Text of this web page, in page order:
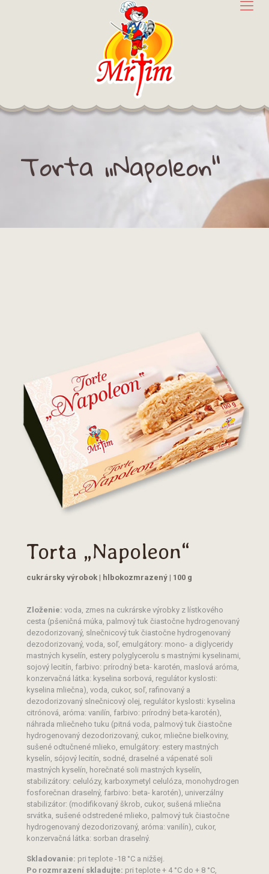
Torta „Napoleon“
Torta „Napoleon“
cukrársky výrobok | hlbokozmrazený | 100 g
Zloženie: voda, zmes na cukrárske výrobky z lístkového
cesta (pšeničná múka, palmový tuk čiastočne hydrogenovaný
dezodorizovaný, slnečnicový tuk čiastočne hydrogenovaný
dezodorizovaný, voda, soľ, emulgátory: mono- a diglyceridy
mastných kyselín, estery polyglycerolu s mastnými kyselinami,
sojový lecitín, farbivo: prírodný beta- karotén, maslová aróma,
konzervačná látka: kyselina sorbová, regulátor kyslosti:
kyselina mliečna), voda, cukor, soľ, rafinovaný a
dezodorizovaný slnečnicový olej, regulátor kyslosti: kyselina
citrónová, aróma: vanilín, farbivo: prírodný beta-karotén),
náhrada mliečneho tuku (pitná voda, palmový tuk čiastočne
hydrogenovaný dezodorizovaný, cukor, mliečne bielkoviny,
sušené odtučnené mlieko, emulgátory: estery mastných
kyselín, sójový lecitín, sodné, draselné a vápenaté soli
mastných kyselín, horečnaté soli mastných kyselín,
stabilizátory: celulózy, karboxymetyl celulóza, monohydrogen
fosforečnan draselný, farbivo: beta- karotén), univerzálny
stabilizátor: (modifikovaný škrob, cukor, sušená mliečna
srvátka, sušené odstredené mlieko, palmový tuk čiastočne
hydrogenovaný dezodorizovaný, aróma: vanilín), cukor,
konzervačná látka: sorban draselný.
Skladovanie: pri teplote -18 °C a nižšej.
Po rozmrazení skladujte: pri teplote + 4 °C do + 8 °C,